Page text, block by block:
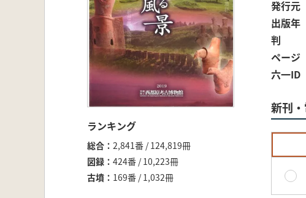
ランキング
総合
2,841番 / 124,819冊
図録
424番 / 10,223冊
古墳
169番 / 1,032冊
発行元
出版年
判
ページ
六一ID
新刊